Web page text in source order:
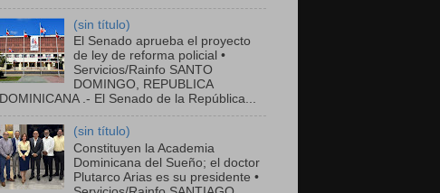
(sin título)
El Senado aprueba el proyecto
de ley de reforma policial •
Servicios/Rainfo SANTO
DOMINGO, REPUBLICA
DOMINICANA .- El Senado de la República...
(sin título)
Constituyen la Academia
Dominicana del Sueño; el doctor
Plutarco Arias es su presidente •